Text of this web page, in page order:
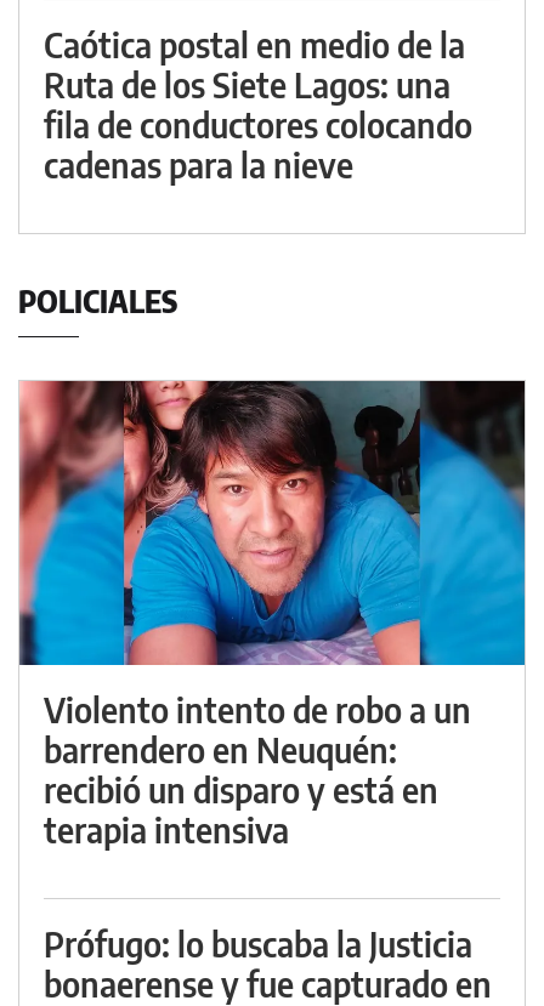
Caótica postal en medio de la
Ruta de los Siete Lagos: una
fila de conductores colocando
cadenas para la nieve
POLICIALES
Violento intento de robo a un
barrendero en Neuquén:
recibió un disparo y está en
terapia intensiva
Prófugo: lo buscaba la Justicia
bonaerense y fue capturado en